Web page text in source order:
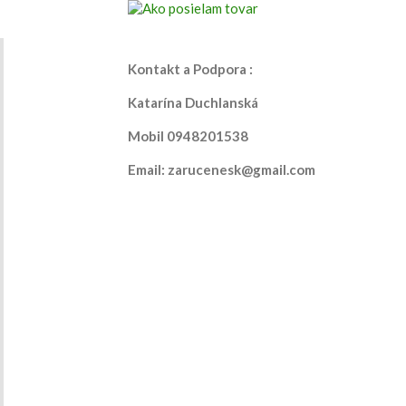
Kontakt a Podpora :
Katarína Duchlanská
Mobil 0948201538
Email: zarucenesk@gmail.com